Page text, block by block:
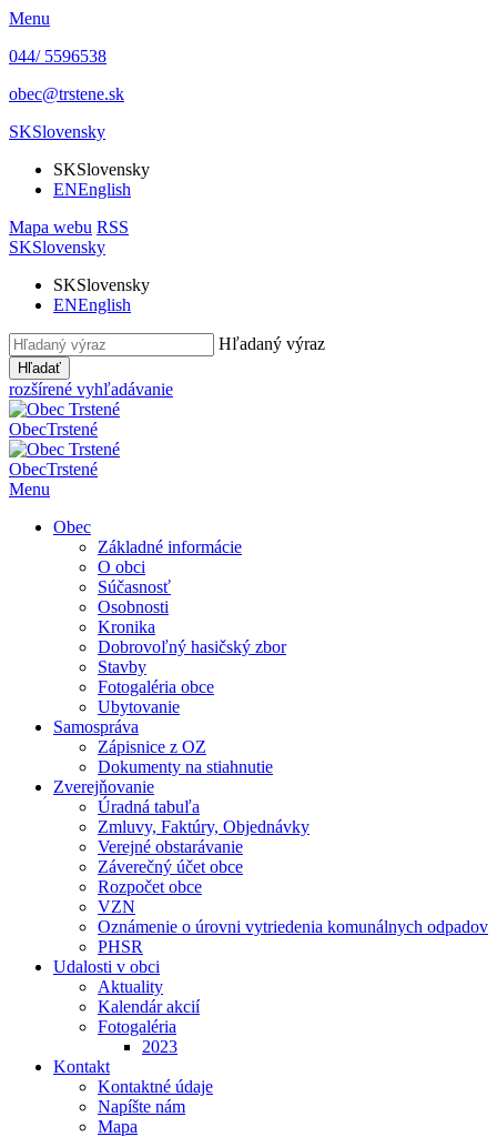
Menu
044/ 5596538
obec@trstene.sk
SKSlovensky
SKSlovensky
ENEnglish
Mapa webu RSS
SKSlovensky
SKSlovensky
ENEnglish
Hľadaný výraz
Hľadať
rozšírené vyhľadávanie
ObecTrstené
ObecTrstené
Menu
Obec
Základné informácie
O obci
Súčasnosť
Osobnosti
Kronika
Dobrovoľný hasičský zbor
Stavby
Fotogaléria obce
Ubytovanie
Samospráva
Zápisnice z OZ
Dokumenty na stiahnutie
Zverejňovanie
Úradná tabuľa
Zmluvy, Faktúry, Objednávky
Verejné obstarávanie
Záverečný účet obce
Rozpočet obce
VZN
Oznámenie o úrovni vytriedenia komunálnych odpadov
PHSR
Udalosti v obci
Aktuality
Kalendár akcií
Fotogaléria
2023
Kontakt
Kontaktné údaje
Napíšte nám
Mapa